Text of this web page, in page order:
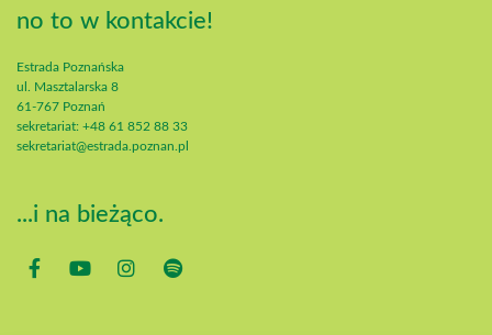
no to w kontakcie!
Estrada Poznańska
ul. Masztalarska 8
61-767 Poznań
sekretariat: +48 61 852 88 33
sekretariat@estrada.poznan.pl
...i na bieżąco.